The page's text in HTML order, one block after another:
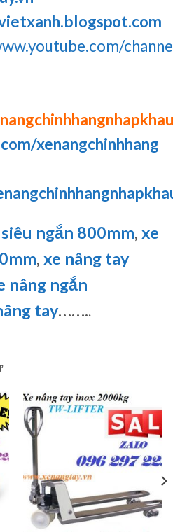
xenangchinhhang
ngắn 800mm, xe
, xe nâng tay
nâng ngắn
tay……..